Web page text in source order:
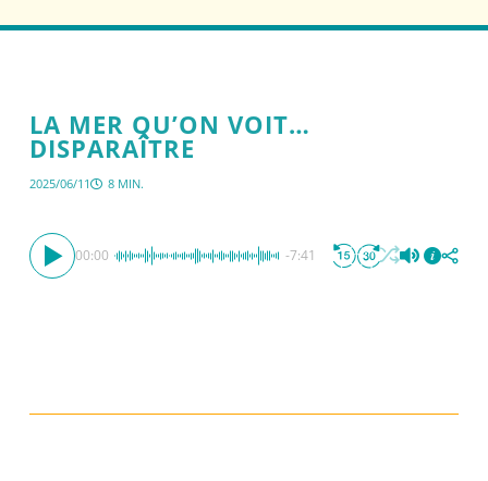
LA MER QU’ON VOIT…
DISPARAÎTRE
2025/06/11 8 MIN.
00:00 -7:41